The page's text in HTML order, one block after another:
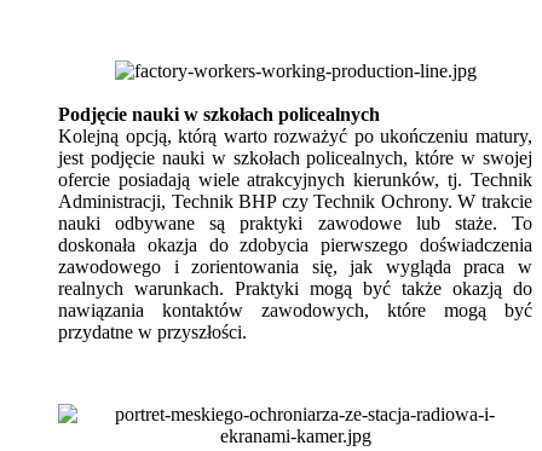
Podjęcie nauki w szkołach policealnych
Kolejną opcją, którą warto rozważyć po ukończeniu matury,
jest podjęcie nauki w szkołach policealnych, które w swojej
ofercie posiadają wiele atrakcyjnych kierunków, tj. Technik
Administracji, Technik BHP czy Technik Ochrony. W trakcie
nauki odbywane są praktyki zawodowe lub staże. To
doskonała okazja do zdobycia pierwszego doświadczenia
zawodowego i zorientowania się, jak wygląda praca w
realnych warunkach. Praktyki mogą być także okazją do
nawiązania kontaktów zawodowych, które mogą być
przydatne w przyszłości.